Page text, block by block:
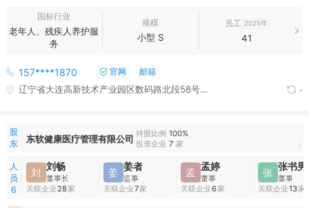
国标行业
老年人、残疾人养护服
务
规模
小型 S
员工 2025年
41
157****1870 官网 邮箱
辽宁省大连高新技术产业园区数码路北段58号、60号 -
股
东
东软健康医疗管理有限公司 持股比例 100%
投资企业 7 家 1
人
员
6
刘 刘畅
董事长
关联企业28家
姜 姜者
监事
关联企业7家
孟 孟婷
董事
关联企业6家
张 张书男
董事
关联企业13家